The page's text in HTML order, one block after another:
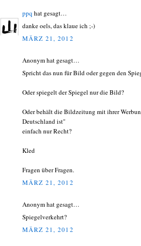
ppq hat gesagt…
danke oels, das klaue ich ;-)
MÄRZ 21, 2012
Anonym hat gesagt…
Spricht das nun für Bild oder gegen den
Oder spiegelt der Spiegel nur die Bild?
Oder behält die Bildzeitung mit ihrer
Deutschland ist"
einfach nur Recht?
Kled
Fragen über Fragen.
MÄRZ 21, 2012
Anonym hat gesagt…
Spiegelverkehrt?
MÄRZ 21, 2012